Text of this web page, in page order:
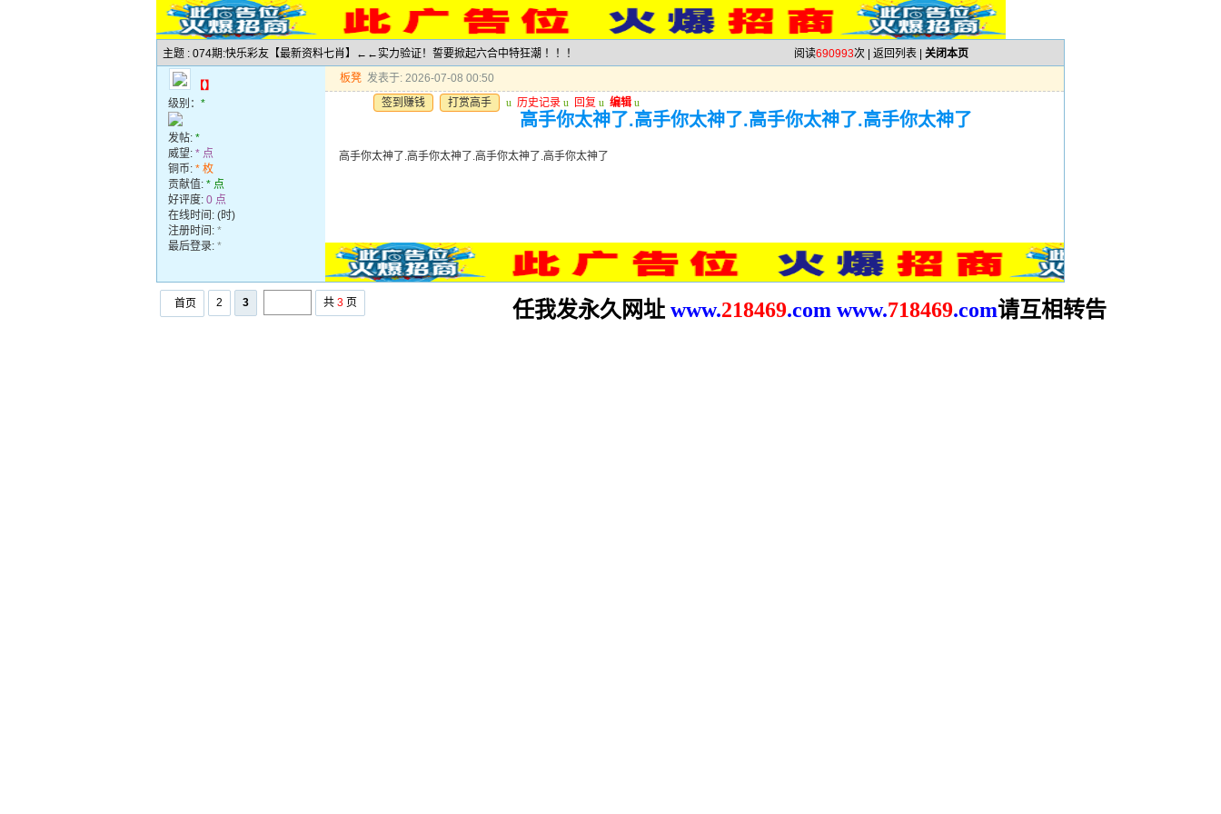
主题 : 074期:快乐彩友【最新资料七肖】←←实力验证！誓要掀起六合中特狂潮 ！！！ 阅读690993次 | 返回列表 关闭本页
【】
级别： *
发帖: *
威望: * 点
铜币: * 枚
贡献值: * 点
好评度: 0 点
在线时间: (时)
注册时间: *
最后登录: *
板凳 发表于: 2026-07-08 00:50
签到赚钱
打赏高手 u 历史记录 u 回复 u 编辑 u
高手你太神了.高手你太神了.高手你太神了.高手你太神了
高手你太神了.高手你太神了.高手你太神了.高手你太神了
首页 2 3 共 3 页 任我发永久网址 www.218469.com www.718469.com请互相转告